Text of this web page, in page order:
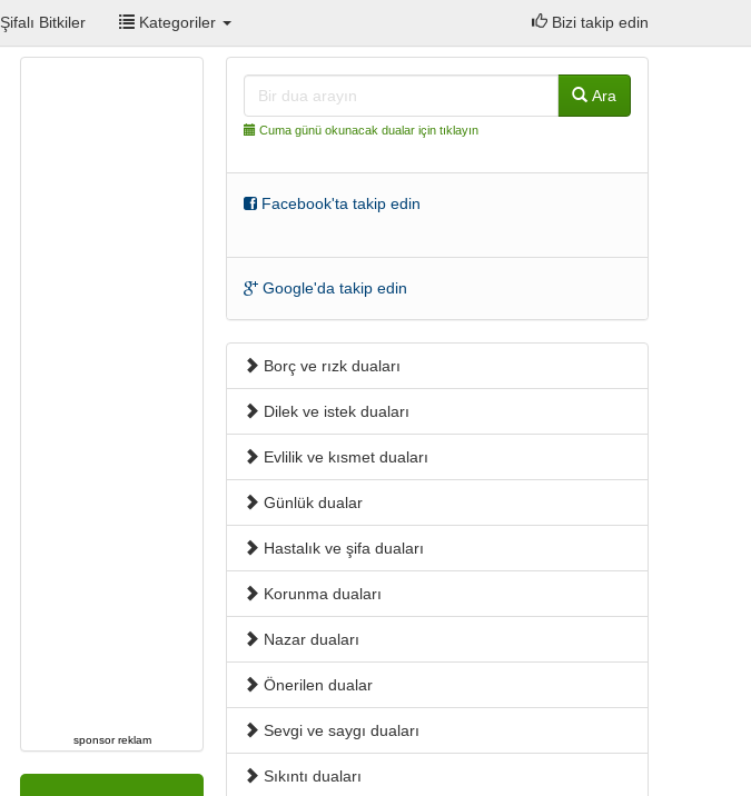
Şifalı Bitkiler Kategoriler Bizi takip edin
sponsor reklam
Ara
Cuma günü okunacak dualar için tıklayın
Facebook'ta takip edin
Google'da takip edin
Borç ve rızk duaları
Dilek ve istek duaları
Evlilik ve kısmet duaları
Günlük dualar
Hastalık ve şifa duaları
Korunma duaları
Nazar duaları
Önerilen dualar
Sevgi ve saygı duaları
Sıkıntı duaları